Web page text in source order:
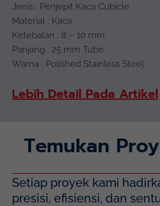
Jenis : Penjepit Kaca Cubicle
Material : Kaca
Ketebalan : 8 – 10 mm
Panjang : 25 mm Tube
Warna : Polished Stainless Steel
Lebih Detail Pada Artikel
Temukan
Setiap proyek kami
presisi, efisiensi, dan